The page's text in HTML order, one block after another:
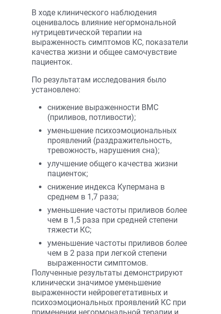
В ходе клинического наблюдения
оценивалось влияние негормональной
нутрицевтической терапии на
выраженность симптомов КС, показатели
качества жизни и общее самочувствие
пациенток.
По результатам исследования было
установлено:
снижение выраженности ВМС
(приливов, потливости);
уменьшение психоэмоциональных
проявлений (раздражительность,
тревожность, нарушения сна);
улучшение общего качества жизни
пациенток;
снижение индекса Купермана в
среднем в 1,7 раза;
уменьшение частоты приливов более
чем в 1,5 раза при средней степени
тяжести КС;
уменьшение частоты приливов более
чем в 2 раза при легкой степени
выраженности симптомов.
Полученные результаты демонстрируют
клинически значимое уменьшение
выраженности нейровегетативных и
психоэмоциональных проявлений КС при